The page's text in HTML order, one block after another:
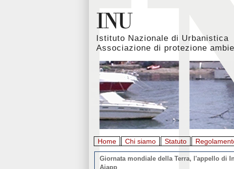
Istituto Nazionale di Urbanistica
Associazione di protezione
Home Chi siamo Statuto
Giornata mondiale della Terra, l'appello di
Aiapp